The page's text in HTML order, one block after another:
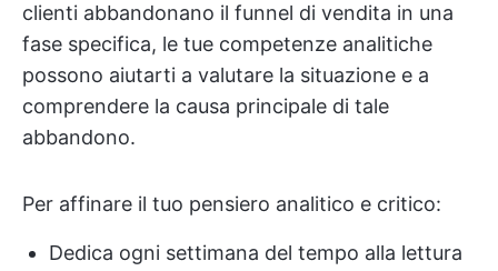
clienti abbandonano il funnel di vendita in una
fase specifica, le tue competenze analitiche
possono aiutarti a valutare la situazione e a
comprendere la causa principale di tale
abbandono.
Per affinare il tuo pensiero analitico e critico:
Dedica ogni settimana del tempo alla lettura